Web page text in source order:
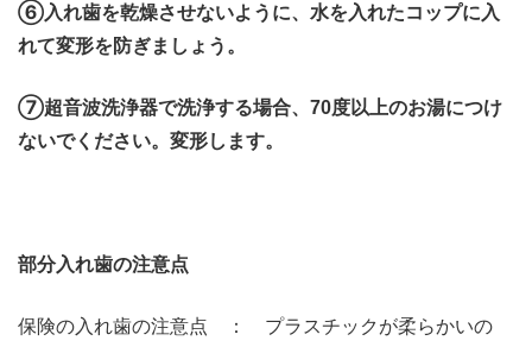
⑥入れ歯を乾燥させないように、水を入れたコップに入
れて変形を防ぎましょう。
⑦超音波洗浄器で洗浄する場合、70度以上のお湯につけ
ないでください。変形します。
部分入れ歯の注意点
保険の入れ歯の注意点 ： プラスチックが柔らかいの